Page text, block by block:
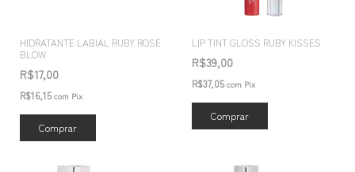
HIDRATANTE LABIAL RUBY ROSE
BLOW
R$17,00
R$16,15com Pix
Comprar
LIP TINT GLOSS RUBY KISSES
R$39,00
R$37,05com Pix
Comprar